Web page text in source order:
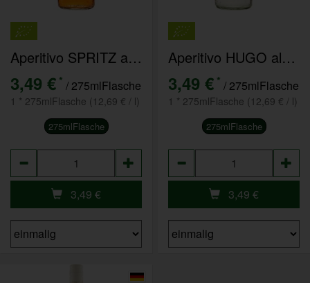
Aperitivo SPRITZ alkoholfrei Pizzolato
3,49 € * / 275mlFlasche
1 * 275mlFlasche (12,69 € / l)
275mlFlasche
3,49 €
Aperitivo HUGO alkoholfrei Pizzolato
3,49 € * / 275mlFlasche
1 * 275mlFlasche (12,69 € / l)
275mlFlasche
3,49 €